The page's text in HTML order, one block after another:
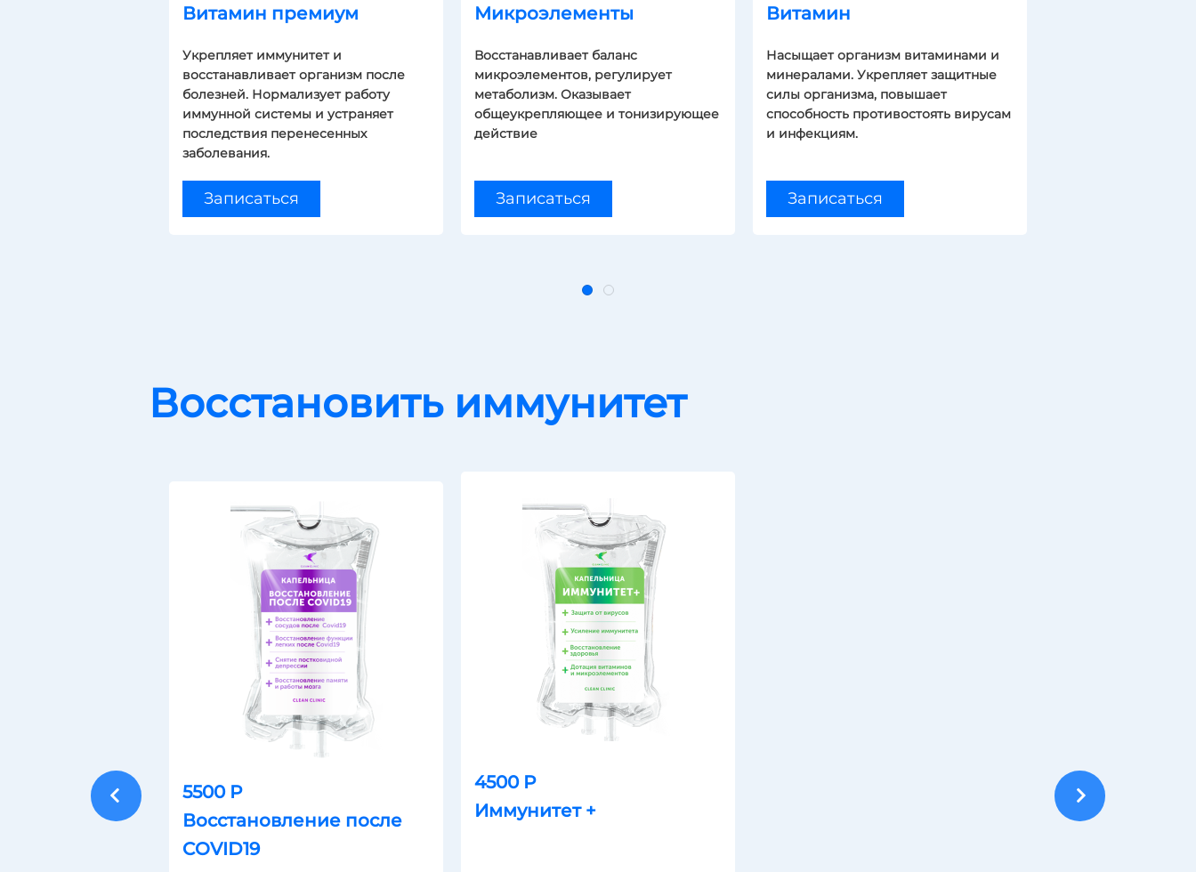
Витамин премиум
Укрепляет иммунитет и
восстанавливает организм после
болезней. Нормализует работу
иммунной системы и устраняет
последствия перенесенных
заболевания.
Записаться
Микроэлементы
Восстанавливает баланс
микроэлементов, регулирует
метаболизм. Оказывает
общеукрепляющее и тонизирующее
действие
Записаться
Витамин
Насыщает организм витаминами и
минералами. Укрепляет защитные
силы организма, повышает
способность противостоять вирусам
и инфекциям.
Записаться
Восстановить иммунитет
5500 Р
Восстановление после
COVID19
4500 Р
Иммунитет +